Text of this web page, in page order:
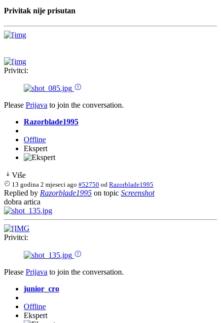
Privitak nije prisutan
Privitci:
Please Prijava to join the conversation.
Razorblade1995
Offline
Ekspert
Više
13 godina 2 mjeseci ago #52750 odRazorblade1995
Replied by Razorblade1995 on topic Screenshot
dobra artica
Privitci:
Please Prijava to join the conversation.
junior_cro
Offline
Ekspert